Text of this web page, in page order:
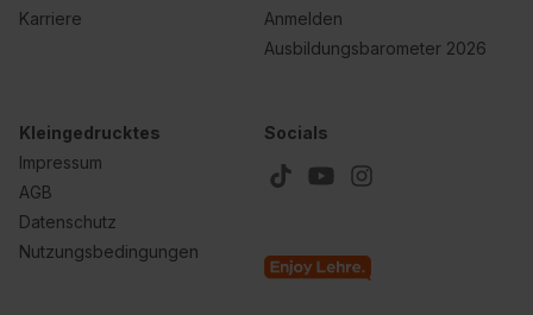
Karriere
Anmelden
Ausbildungsbarometer 2026
Kleingedrucktes
Impressum
AGB
Datenschutz
Nutzungsbedingungen
Socials